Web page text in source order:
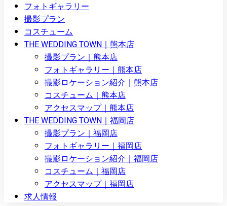
フォトギャラリー
撮影プラン
コスチューム
THE WEDDING TOWN｜熊本店
撮影プラン｜熊本店
フォトギャラリー｜熊本店
撮影ロケーション紹介｜熊本店
コスチューム｜熊本店
アクセスマップ｜熊本店
THE WEDDING TOWN｜福岡店
撮影プラン｜福岡店
フォトギャラリー｜福岡店
撮影ロケーション紹介｜福岡店
コスチューム｜福岡店
アクセスマップ｜福岡店
求人情報